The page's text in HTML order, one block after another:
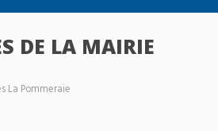
DE LA MAIRIE
La Pommeraie